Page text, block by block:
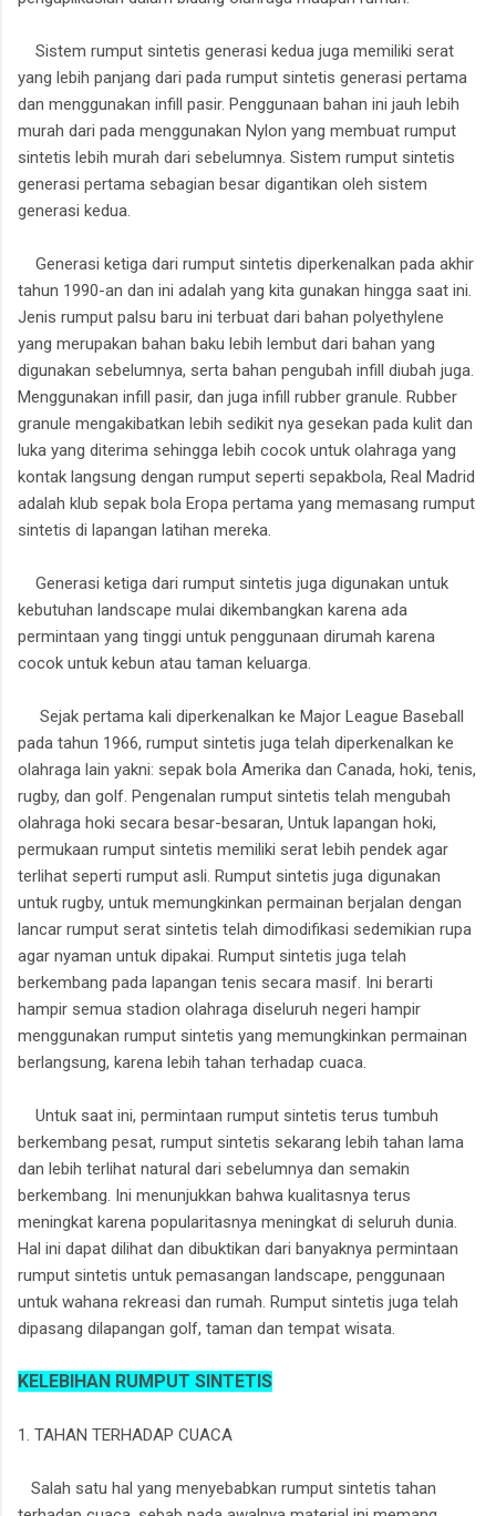
Sistem rumput sintetis generasi kedua juga memiliki serat
yang lebih panjang dari pada rumput sintetis generasi pertama
dan menggunakan infill pasir. Penggunaan bahan ini jauh lebih
murah dari pada menggunakan Nylon yang membuat rumput
sintetis lebih murah dari sebelumnya. Sistem rumput sintetis
generasi pertama sebagian besar digantikan oleh sistem
generasi kedua.
Generasi ketiga dari rumput sintetis diperkenalkan pada akhir
tahun 1990-an dan ini adalah yang kita gunakan hingga saat ini.
Jenis rumput palsu baru ini terbuat dari bahan polyethylene
yang merupakan bahan baku lebih lembut dari bahan yang
digunakan sebelumnya, serta bahan pengubah infill diubah juga.
Menggunakan infill pasir, dan juga infill rubber granule. Rubber
granule mengakibatkan lebih sedikit nya gesekan pada kulit dan
luka yang diterima sehingga lebih cocok untuk olahraga yang
kontak langsung dengan rumput seperti sepakbola, Real Madrid
adalah klub sepak bola Eropa pertama yang memasang rumput
sintetis di lapangan latihan mereka.
Generasi ketiga dari rumput sintetis juga digunakan untuk
kebutuhan landscape mulai dikembangkan karena ada
permintaan yang tinggi untuk penggunaan dirumah karena
cocok untuk kebun atau taman keluarga.
Sejak pertama kali diperkenalkan ke Major League Baseball
pada tahun 1966, rumput sintetis juga telah diperkenalkan ke
olahraga lain yakni: sepak bola Amerika dan Canada, hoki, tenis,
rugby, dan golf. Pengenalan rumput sintetis telah mengubah
olahraga hoki secara besar-besaran, Untuk lapangan hoki,
permukaan rumput sintetis memiliki serat lebih pendek agar
terlihat seperti rumput asli. Rumput sintetis juga digunakan
untuk rugby, untuk memungkinkan permainan berjalan dengan
lancar rumput serat sintetis telah dimodifikasi sedemikian rupa
agar nyaman untuk dipakai. Rumput sintetis juga telah
berkembang pada lapangan tenis secara masif. Ini berarti
hampir semua stadion olahraga diseluruh negeri hampir
menggunakan rumput sintetis yang memungkinkan permainan
berlangsung, karena lebih tahan terhadap cuaca.
Untuk saat ini, permintaan rumput sintetis terus tumbuh
berkembang pesat, rumput sintetis sekarang lebih tahan lama
dan lebih terlihat natural dari sebelumnya dan semakin
berkembang. Ini menunjukkan bahwa kualitasnya terus
meningkat karena popularitasnya meningkat di seluruh dunia.
Hal ini dapat dilihat dan dibuktikan dari banyaknya permintaan
rumput sintetis untuk pemasangan landscape, penggunaan
untuk wahana rekreasi dan rumah. Rumput sintetis juga telah
dipasang dilapangan golf, taman dan tempat wisata.
KELEBIHAN RUMPUT SINTETIS
1. TAHAN TERHADAP CUACA
Salah satu hal yang menyebabkan rumput sintetis tahan